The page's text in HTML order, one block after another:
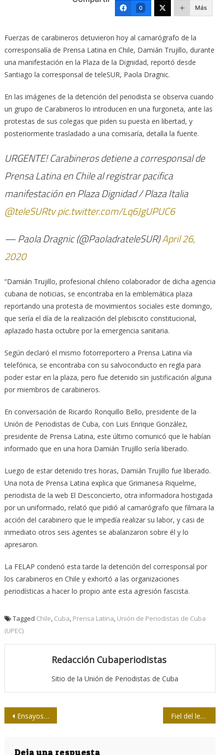
0 Más
Fuerzas de carabineros detuvieron hoy al camarógrafo de la
corresponsalía de Prensa Latina en Chile, Damián Trujillo, durante
una manifestación en la Plaza de la Dignidad, reportó desde
Santiago la corresponsal de teleSUR, Paola Dragnic.
En las imágenes de la detención del periodista se observa cuando
un grupo de Carabineros lo introducen en una furgoneta, ante las
protestas de sus colegas que piden su puesta en libertad, y
posteriormente trasladado a una comisaría, detalla la fuente.
URGENTE! Carabineros detiene a corresponsal de
Prensa Latina en Chile al registrar pacifica
manifestación en Plaza Dignidad / Plaza Italia
@teleSURtvpic.twitter.com/Lq6JgUPUC6
— Paola Dragnic (@PaoladrateleSUR)April 26,
2020
“Damián Trujillo, profesional chileno colaborador de dicha agencia
cubana de noticias, se encontraba en la emblemática plaza
reportando una protesta de movimientos sociales este domingo,
que sería el día de la realización del plebiscito constitucional,
aplazado hasta octubre por la emergencia sanitaria.
Según declaró el mismo fotorreportero a Prensa Latina vía
telefónica, se encontraba con su salvoconducto en regla para
poder estar en la plaza, pero fue detenido sin justificación alguna
por miembros de carabineros.
En conversación de Ricardo Ronquillo Bello, presidente de la
Unión de Periodistas de Cuba, con Luis Enrique González,
presidente de Prensa Latina, este último comunicó que le habían
informado que en una hora Damián Trujillo sería liberado.
Luego de estar detenido tres horas, Damián Trujillo fue liberado.
Una nota de Prensa Latina explica que Grimanesa Riquelme,
periodista de la web El Desconcierto, otra informadora hostigada
por un uniformado, relató que pidió al camarógrafo que filmara la
acción del carabinero que le impedía realizar su labor, y casi de
inmediato otros seis agentes se abalanzaron sobre él y lo
apresaron.
La FELAP condenó esta tarde la detención del corresponsal por
los carabineros en Chile y exhortó a las organizaciones
periodísticas a hacer lo propio ante esta agresión fascista.
Tagged Chile Cuba Prensa Latina Unión de Periodistas de Cuba
(UPEC)
Redacción Cubaperiodistas
Sitio de la Unión de Periodistas de Cuba
Navegación
Ensayos clínicos de exposición: soluciones inusuales en tiempos de la COVID-19 Fiel del lenguaje / 23 Muletillas y bastones
Deja una respuesta